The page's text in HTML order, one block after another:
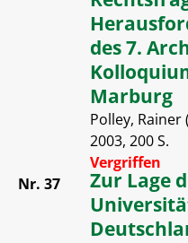
des 7.
Marburg
Polley, Rainer
2003, 200 S.
Vergriffen
Nr. 37
Zur Lage